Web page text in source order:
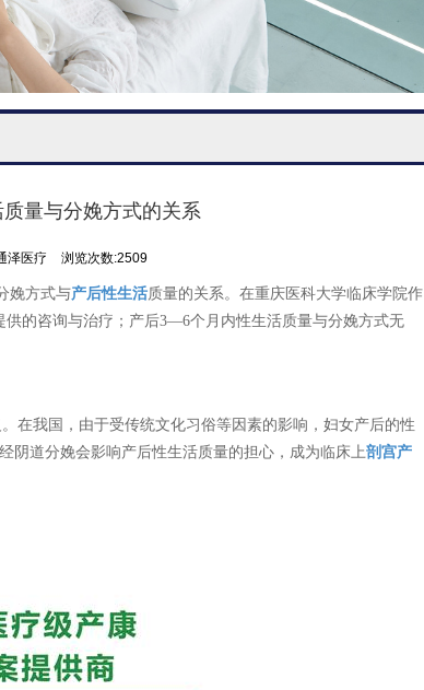
量与分娩方式的关系
泽医疗 浏览次数:2509
娩方式与产后性生活质量的关系。在重庆医科大学临床学院作
的咨询与治疗；产后3—6个月内性生活质量与分娩方式无
在我国，由于受传统文化习俗等因素的影响，妇女产后的性
阴道分娩会影响产后性生活质量的担心，成为临床上剖宫产